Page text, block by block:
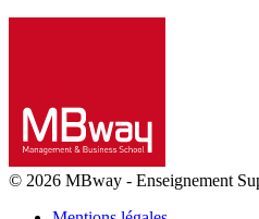
© 2026 MBway - Enseignement